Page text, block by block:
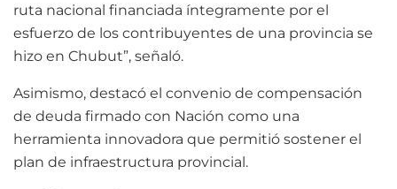
ruta nacional financiada íntegramente por el
esfuerzo de los contribuyentes de una provincia se
hizo en Chubut”, señaló.
Asimismo, destacó el convenio de compensación
de deuda firmado con Nación como una
herramienta innovadora que permitió sostener el
plan de infraestructura provincial.